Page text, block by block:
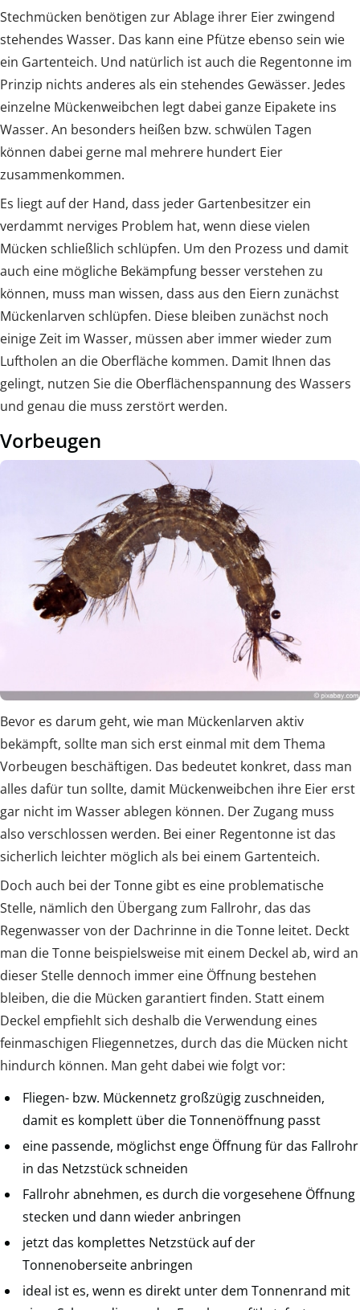
Stechmücken benötigen zur Ablage ihrer Eier zwingend
stehendes Wasser. Das kann eine Pfütze ebenso sein wie
ein Gartenteich. Und natürlich ist auch die Regentonne im
Prinzip nichts anderes als ein stehendes Gewässer. Jedes
einzelne Mückenweibchen legt dabei ganze Eipakete ins
Wasser. An besonders heißen bzw. schwülen Tagen
können dabei gerne mal mehrere hundert Eier
zusammenkommen.
Es liegt auf der Hand, dass jeder Gartenbesitzer ein
verdammt nerviges Problem hat, wenn diese vielen
Mücken schließlich schlüpfen. Um den Prozess und damit
auch eine mögliche Bekämpfung besser verstehen zu
können, muss man wissen, dass aus den Eiern zunächst
Mückenlarven schlüpfen. Diese bleiben zunächst noch
einige Zeit im Wasser, müssen aber immer wieder zum
Luftholen an die Oberfläche kommen. Damit Ihnen das
gelingt, nutzen Sie die Oberflächenspannung des Wassers
und genau die muss zerstört werden.
Vorbeugen
Bevor es darum geht, wie man Mückenlarven aktiv
bekämpft, sollte man sich erst einmal mit dem Thema
Vorbeugen beschäftigen. Das bedeutet konkret, dass man
alles dafür tun sollte, damit Mückenweibchen ihre Eier erst
gar nicht im Wasser ablegen können. Der Zugang muss
also verschlossen werden. Bei einer Regentonne ist das
sicherlich leichter möglich als bei einem Gartenteich.
Doch auch bei der Tonne gibt es eine problematische
Stelle, nämlich den Übergang zum Fallrohr, das das
Regenwasser von der Dachrinne in die Tonne leitet. Deckt
man die Tonne beispielsweise mit einem Deckel ab, wird an
dieser Stelle dennoch immer eine Öffnung bestehen
bleiben, die die Mücken garantiert finden. Statt einem
Deckel empfiehlt sich deshalb die Verwendung eines
feinmaschigen Fliegennetzes, durch das die Mücken nicht
hindurch können. Man geht dabei wie folgt vor:
Fliegen- bzw. Mückennetz großzügig zuschneiden,
damit es komplett über die Tonnenöffnung passt
eine passende, möglichst enge Öffnung für das Fallrohr
in das Netzstück schneiden
Fallrohr abnehmen, es durch die vorgesehene Öffnung
stecken und dann wieder anbringen
jetzt das komplettes Netzstück auf der
Tonnenoberseite anbringen
ideal ist es, wenn es direkt unter dem Tonnenrand mit